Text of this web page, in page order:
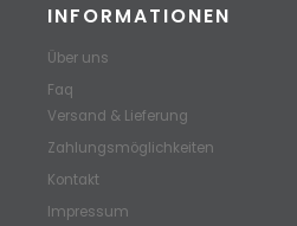
INFORMATIONEN
Über uns
Faq
Versand & Lieferung
Zahlungsmöglichkeiten
Kontakt
Impressum